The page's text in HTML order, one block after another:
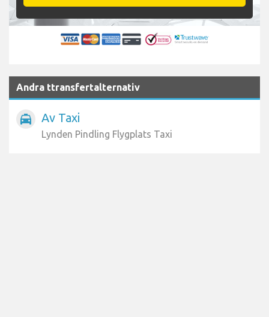
Andra ttransfertalternativ
local_taxi Av Taxi
Lynden Pindling Flygplats Taxi